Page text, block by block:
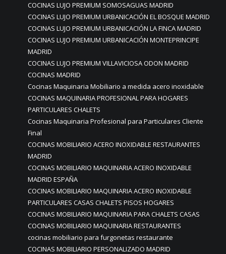
COCINAS LUJO PREMIUM SOMOSAGUAS MADRID
COCINAS LUJO PREMIUM URBANICACIÓN EL BOSQUE MADRID
COCINAS LUJO PREMIUM URBANICACIÓN LA FINCA MADRID
COCINAS LUJO PREMIUM URBANICACIÓN MONTEPRINCIPE
MADRID
COCINAS LUJO PREMIUM VILLAVICIOSA ODON MADRID
COCINAS MADRID
Cocinas Maquinaria Mobiliario a medida acero inoxidable
COCINAS MAQUINARIA PROFESIONAL PARA HOGARES
PARTICULARES CHALETS
Cocinas Maquinaria Profesional para Particulares Cliente
Final
COCINAS MOBILIARIO ACERO INOXIDABLE RESTAURANTES
MADRID
COCINAS MOBILIARIO MAQUINARIA ACERO INOXIDABLE
MADRID ESPAÑA
COCINAS MOBILIARIO MAQUINARIA ACERO INOXIDABLE
PARTICULARES CASAS CHALETS PISOS HOGARES
COCINAS MOBILIARIO MAQUINARIA PARA CHALETS CASAS
COCINAS MOBILIARIO MAQUINARIA RESTAURANTES
cocinas mobiliario para furgonetas restaurante
COCINAS MOBILIARIO PERSONALIZADO MADRID